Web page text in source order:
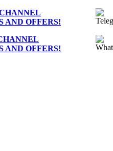
AND OFFERS!
AND OFFERS!